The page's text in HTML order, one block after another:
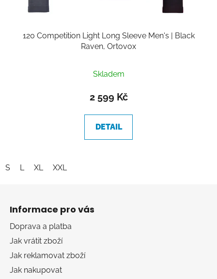
120 Competition Light Long Sleeve Men's | Black
Raven, Ortovox
hodnocení
produktu
je
5,0
z
Skladem
2 599 Kč
DETAIL
S L XL XXL
Informace pro vás
Doprava a platba
Jak vrátit zboží
Jak reklamovat zboží
Jak nakupovat